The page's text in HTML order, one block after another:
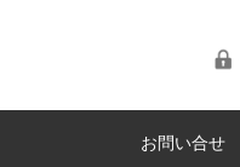
お問い合せ